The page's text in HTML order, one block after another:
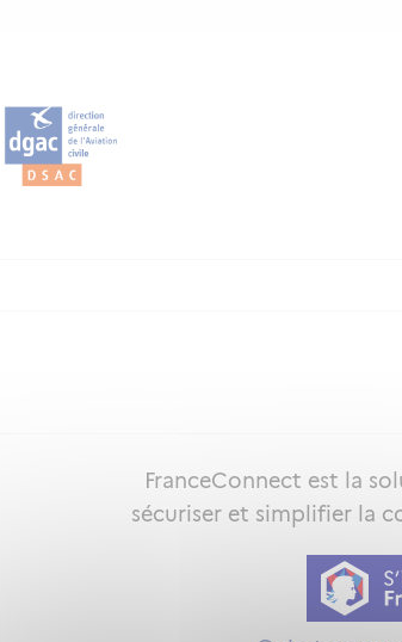
FranceConnect est la
sécuriser et simplifier la